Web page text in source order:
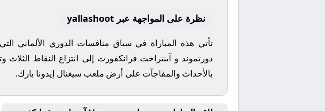
نظرة على المواجهة عبر yallashoot
تأتي هذه المباراة في سياق منافسات الدوري الألماني
دورتموند وآينتراخت فرانكفورت إلى انتزاع النقاط
بالأحداث والمفاجآت على أرض ملعب سيغنال إيدونا بارك.